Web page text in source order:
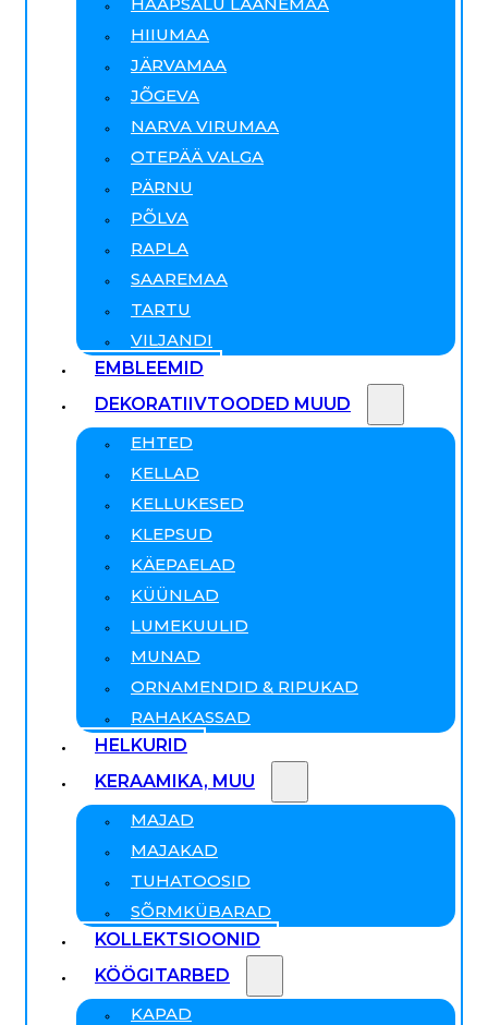
HIIUMAA
JÄRVAMAA
JÕGEVA
NARVA VIRUMAA
OTEPÄÄ VALGA
PÄRNU
PÕLVA
RAPLA
SAAREMAA
TARTU
VILJANDI
EMBLEEMID
DEKORATIIVTOODED MUUD
EHTED
KELLAD
KELLUKESED
KLEPSUD
KÄEPAELAD
KÜÜNLAD
LUMEKUULID
MUNAD
ORNAMENDID & RIPUKAD
RAHAKASSAD
HELKURID
KERAAMIKA, MUU
MAJAD
MAJAKAD
TUHATOOSID
SÕRMKÜBARAD
KOLLEKTSIOONID
KÖÖGITARBED
KAPAD